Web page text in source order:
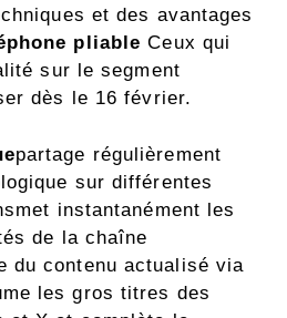
et des avantages
pliable Ceux qui
sur le segment
dès le 16 février.
partage régulièrement
sur différentes
instantanément les
de la chaîne
du contenu actualisé via
les gros titres des